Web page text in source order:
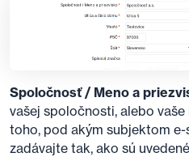
Spoločnosť / Meno a
vašej spoločnosti, alebo
toho, pod akým subjektom
zadávajte tak, ako sú